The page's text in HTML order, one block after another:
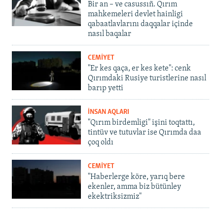
Bir an – ve casussıñ. Qırım
mahkemeleri devlet hainligi
qabaatlavlarını daqqalar içinde
nasıl baqalar
CEMİYET
"Er kes qaça, er kes kete": cenk
Qırımdaki Rusiye turistlerine nasıl
barıp yetti
İNSAN AQLARI
"Qırım birdemligi" işini toqtattı,
tintüv ve tutuvlar ise Qırımda daa
çoq oldı
CEMİYET
"Haberlerge köre, yarıq bere
ekenler, amma biz bütünley
ekektriksizmiz"